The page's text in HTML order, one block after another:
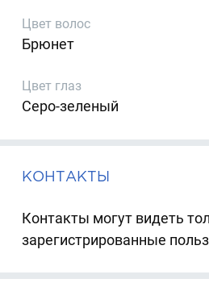
Цвет волос
Брюнет
Цвет глаз
Серо-зеленый
КОНТАКТЫ
Контакты могут видеть
зарегистрированные